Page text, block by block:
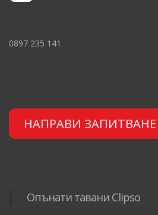
0897 235 141
НАПРАВИ ЗАПИТВАНЕ
Опънати тавани Clipso